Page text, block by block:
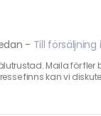
- Till
Maila för fler
finns kan vi